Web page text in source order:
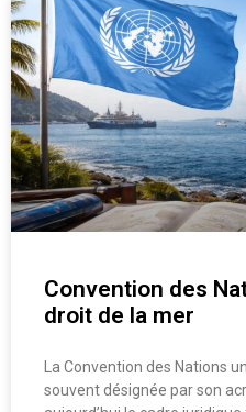
Convention des
droit de la mer
La Convention des Nations
souvent désignée par son